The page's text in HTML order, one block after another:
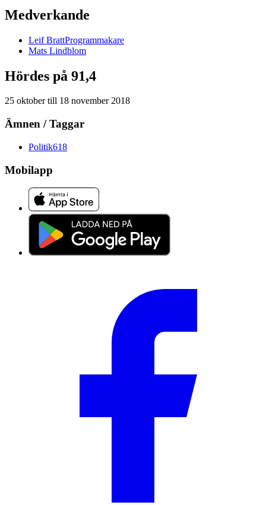
Medverkande
Leif BrattProgrammakare
Mats Lindblom
Hördes på 91,4
25 oktobertill 18 november 2018
Ämnen / Taggar
Politik618
Mobilapp